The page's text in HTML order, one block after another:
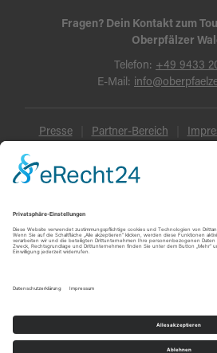
Fragen? Dein Kontakt zum
Oberpfälzer
Telefon: +49 9433
E-Mail:
Presse Partner-Bereich
Datenschutz